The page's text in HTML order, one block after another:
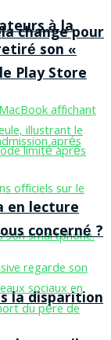
change pour
la disparition
à la
son «
Play Store
en lecture
concerné ?